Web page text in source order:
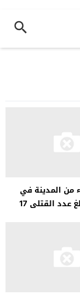
من المدينة في
عدد القتلى 17